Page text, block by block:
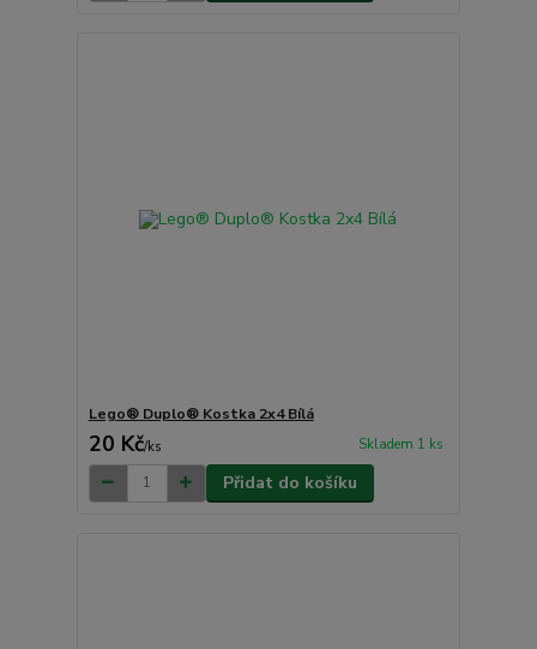
Lego® Duplo® Kostka 2x4 Bílá
20 Kč/ks Skladem 1 ks
Přidat do košíku